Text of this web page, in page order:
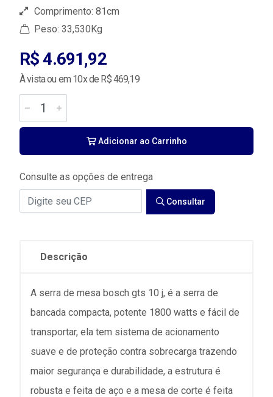
Comprimento: 81cm
Peso: 33,530Kg
R$ 4.691,92
À vista ou em 10x de R$ 469,19
Adicionar ao Carrinho
Consulte as opções de entrega
Consultar
Descrição
A serra de mesa bosch gts 10 j, é a serra de
bancada compacta, potente 1800 watts e fácil de
transportar, ela tem sistema de acionamento
suave e de proteção contra sobrecarga trazendo
maior segurança e durabilidade, a estrutura é
robusta e feita de aço e a mesa de corte é feita